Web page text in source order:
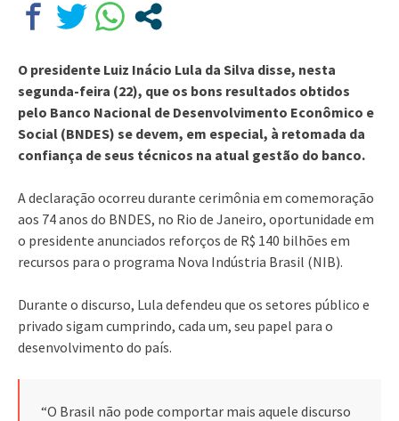
O presidente Luiz Inácio Lula da Silva disse, nesta
segunda-feira (22), que os bons resultados obtidos
pelo Banco Nacional de Desenvolvimento Econômico e
Social (BNDES) se devem, em especial, à retomada da
confiança de seus técnicos na atual gestão do banco.
A declaração ocorreu durante cerimônia em comemoração
aos 74 anos do BNDES, no Rio de Janeiro, oportunidade em
o presidente anunciados reforços de R$ 140 bilhões em
recursos para o programa Nova Indústria Brasil (NIB).
Durante o discurso, Lula defendeu que os setores público e
privado sigam cumprindo, cada um, seu papel para o
desenvolvimento do país.
“O Brasil não pode comportar mais aquele discurso